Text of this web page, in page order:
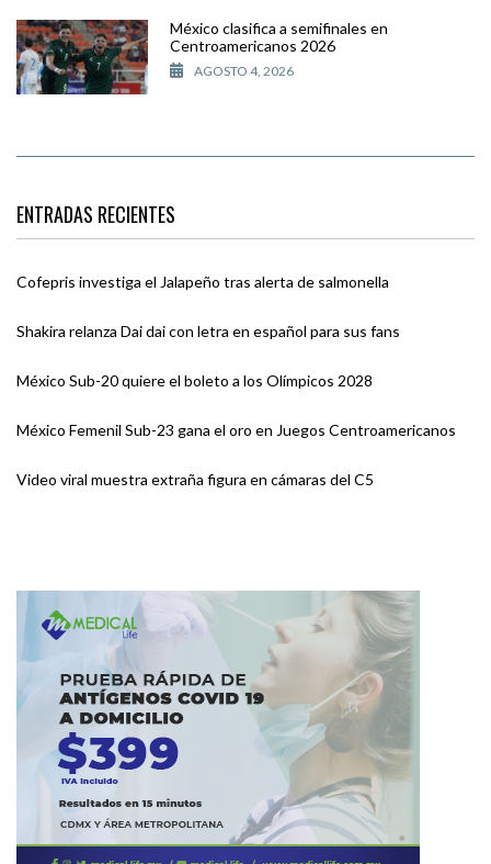
México clasifica a semifinales en
Centroamericanos 2026
AGOSTO 4, 2026
ENTRADAS RECIENTES
Cofepris investiga el Jalapeño tras alerta de salmonella
Shakira relanza Dai dai con letra en español para sus fans
México Sub-20 quiere el boleto a los Olímpicos 2028
México Femenil Sub-23 gana el oro en Juegos Centroamericanos
Video viral muestra extraña figura en cámaras del C5